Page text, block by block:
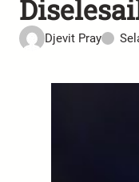
Djevit Pray